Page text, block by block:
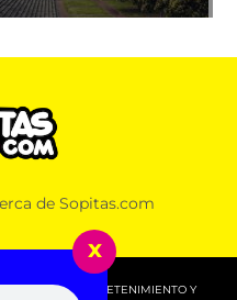
de Sopitas.com
DEPORTES, ENTRETENIMIENTO Y
x